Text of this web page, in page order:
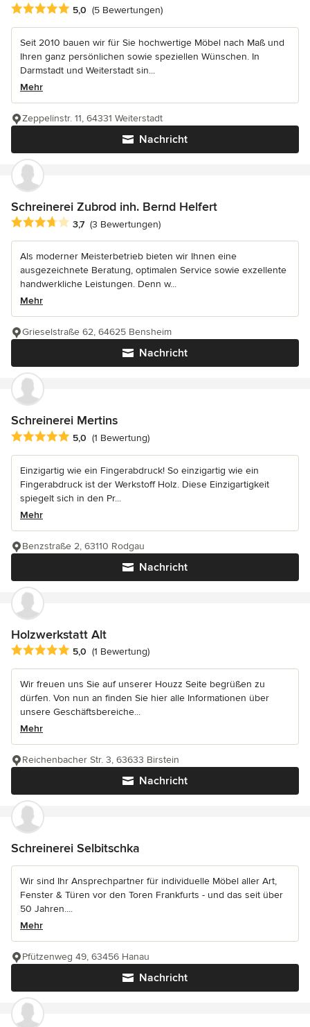
Durchschnittliche Bewertung: 5 von 5 Sternen
5,0 (5 Bewertungen)
Seit 2010 bauen wir für Sie hochwertige Möbel nach Maß und
Ihren ganz persönlichen sowie speziellen Wünschen. In
Darmstadt und Weiterstadt sin...
Mehr
Nachricht
Zeppelinstr. 11, 64331 Weiterstadt
Schreinerei Zubrod inh. Bernd Helfert
Durchschnittliche Bewertung: 3.7 von 5 Sternen
3,7 (3 Bewertungen)
Als moderner Meisterbetrieb bieten wir Ihnen eine
ausgezeichnete Beratung, optimalen Service sowie exzellente
handwerkliche Leistungen. Denn w...
Mehr
Nachricht
Grieselstraße 62, 64625 Bensheim
Schreinerei Mertins
Durchschnittliche Bewertung: 5 von 5 Sternen
5,0 (1 Bewertung)
Einzigartig wie ein Fingerabdruck! So einzigartig wie ein
Fingerabdruck ist der Werkstoff Holz. Diese Einzigartigkeit
spiegelt sich in den Pr...
Mehr
Nachricht
Benzstraße 2, 63110 Rodgau
Holzwerkstatt Alt
Durchschnittliche Bewertung: 5 von 5 Sternen
5,0 (1 Bewertung)
Wir freuen uns Sie auf unserer Houzz Seite begrüßen zu
dürfen. Von nun an finden Sie hier alle Informationen über
unsere Geschäftsbereiche...
Mehr
Nachricht
Reichenbacher Str. 3, 63633 Birstein
Schreinerei Selbitschka
Wir sind Ihr Ansprechpartner für individuelle Möbel aller Art,
Fenster & Türen vor den Toren Frankfurts - und das seit über
50 Jahren....
Mehr
Nachricht
Pfützenweg 49, 63456 Hanau